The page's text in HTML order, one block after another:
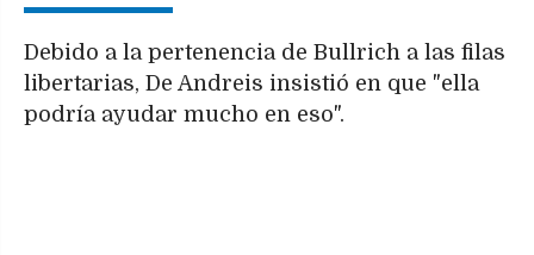
Debido a la pertenencia de Bullrich a las filas
libertarias, De Andreis insistió en que "ella
podría ayudar mucho en eso".